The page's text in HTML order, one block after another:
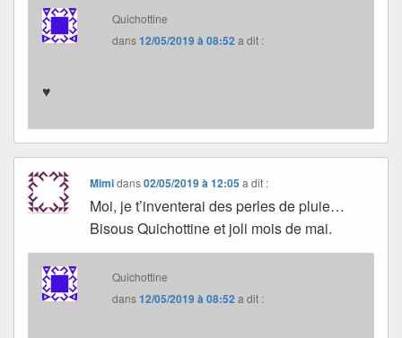
Quichottine
dans12/05/2019 à 08:52 a dit :
♥
Mimidans02/05/2019 à 12:05 a dit :
Moi, je t’inventerai des perles de pluie…
Bisous Quichottine et joli mois de mai.
Quichottine
dans12/05/2019 à 08:52 a dit :